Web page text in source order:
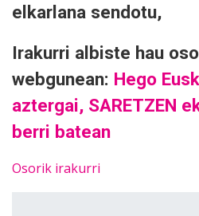
elkarlana sendotu,
Irakurri albiste hau
webgunean: Hego
aztergai, SARETZEN
berri batean
Osorik irakurri